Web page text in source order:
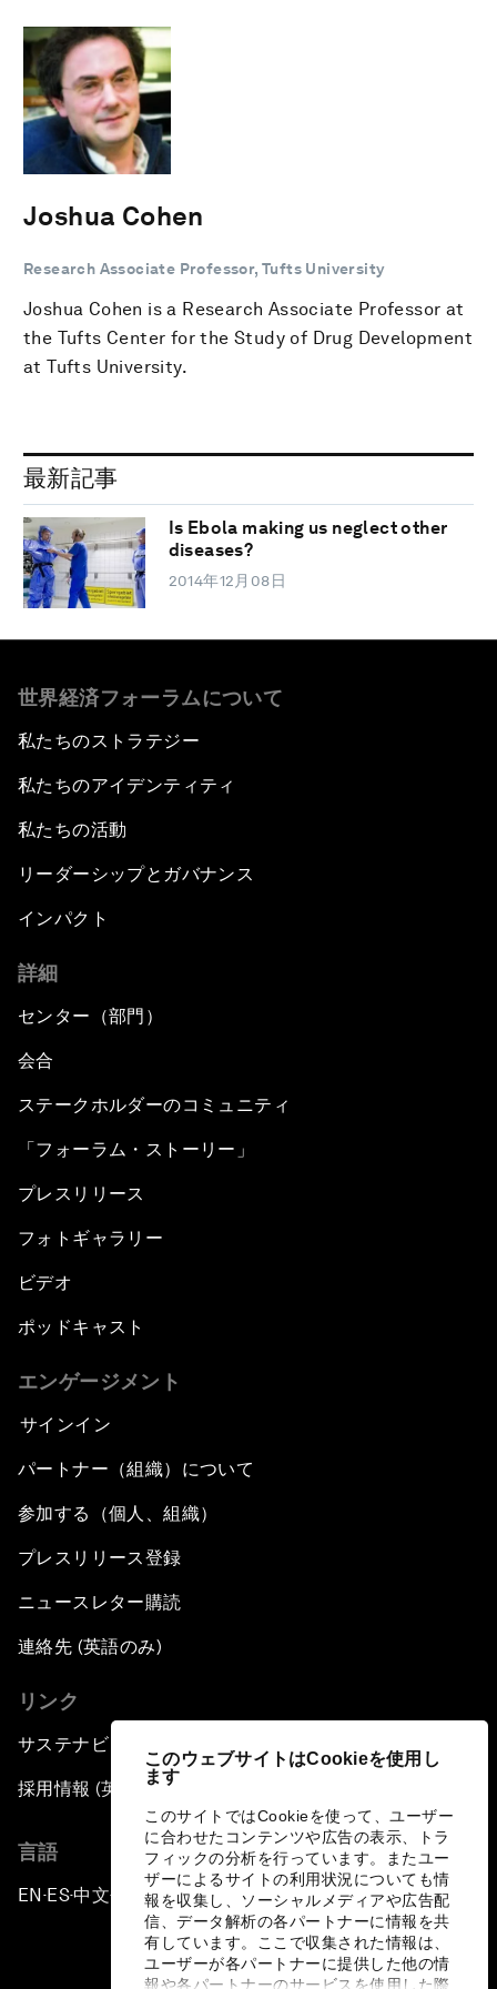
このウェブサイトはCookieを使用し
ます
このサイトではCookieを使って、ユーザー
に合わせたコンテンツや広告の表示、トラ
フィックの分析を行っています。またユー
ザーによるサイトの利用状況についても情
報を収集し、ソーシャルメディアや広告配
信、データ解析の各パートナーに情報を共
有しています。ここで収集された情報は、
ユーザーが各パートナーに提供した他の情
報や各パートナーのサービスを使用した際
Joshua Cohen
Research Associate Professor, Tufts University
Joshua Cohen is a Research Associate Professor at
the Tufts Center for the Study of Drug Development
at Tufts University.
最新記事
Is Ebola making us neglect other
diseases?
2014年12月08日
世界経済フォーラムについて
私たちのストラテジー
私たちのアイデンティティ
私たちの活動
リーダーシップとガバナンス
インパクト
詳細
センター（部門）
会合
ステークホルダーのコミュニティ
「フォーラム・ストーリー」
プレスリリース
フォトギャラリー
ビデオ
ポッドキャスト
エンゲージメント
サインイン
パートナー（組織）について
参加する（個人、組織）
プレスリリース登録
ニュースレター購読
連絡先 (英語のみ)
リンク
サステナビリティへの取り組み
採用情報 (英語のみ)
言語
EN ▪ES▪中文▪ 日本語